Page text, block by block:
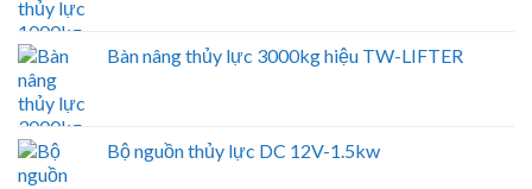
Bàn nâng thủy lực 3000kg hiệu TW-LIFTER
Bộ nguồn thủy lực DC 12V-1.5kw